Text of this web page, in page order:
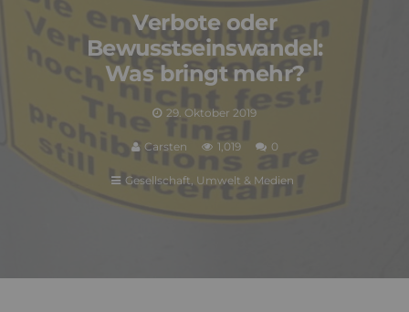
Verbote oder
Bewusstseinswandel:
Was bringt mehr?
29. Oktober 2019
Carsten 1,019 0
Gesellschaft, Umwelt & Medien